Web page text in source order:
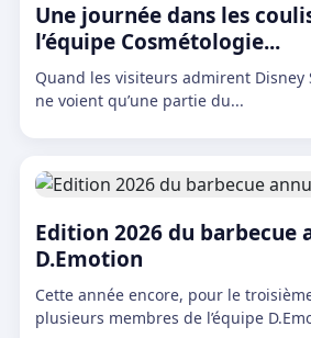
Une journée dans les
l’équipe Cosmétologie...
Quand les visiteurs admirent Disney
ne voient qu’une partie du...
Edition 2026 du barbecue
D.Emotion
Cette année encore, pour le
plusieurs membres de l’équipe